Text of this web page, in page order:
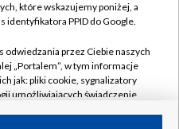
które wskazujemy poniżej, a
identyfikatora PPID do Google.
odwiedzania przez Ciebie naszych
„Portalem”, w tym informacje
jak: pliki cookie, sygnalizatory
umożliwiających świadczenie